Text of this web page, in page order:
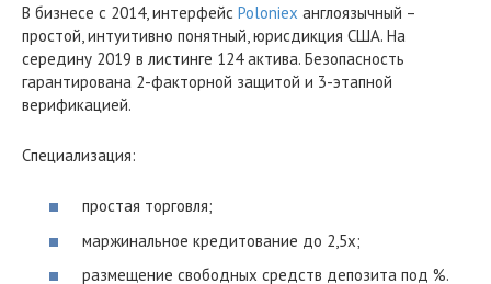
В бизнесе с 2014, интерфейс Poloniex англоязычный –
простой, интуитивно понятный, юрисдикция США. На
середину 2019 в листинге 124 актива. Безопасность
гарантирована 2-факторной защитой и 3-этапной
верификацией.
Специализация:
простая торговля;
маржинальное кредитование до 2,5х;
размещение свободных средств депозита под %.